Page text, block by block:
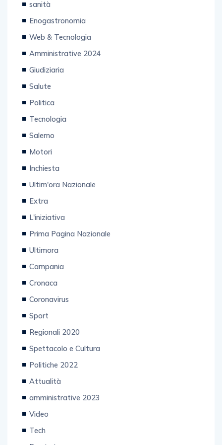
sanità
Enogastronomia
Web & Tecnologia
Amministrative 2024
Giudiziaria
Salute
Politica
Tecnologia
Salerno
Motori
Inchiesta
Ultim'ora Nazionale
Extra
L'iniziativa
Prima Pagina Nazionale
Ultimora
Campania
Cronaca
Coronavirus
Sport
Regionali 2020
Spettacolo e Cultura
Politiche 2022
Attualità
amministrative 2023
Video
Tech